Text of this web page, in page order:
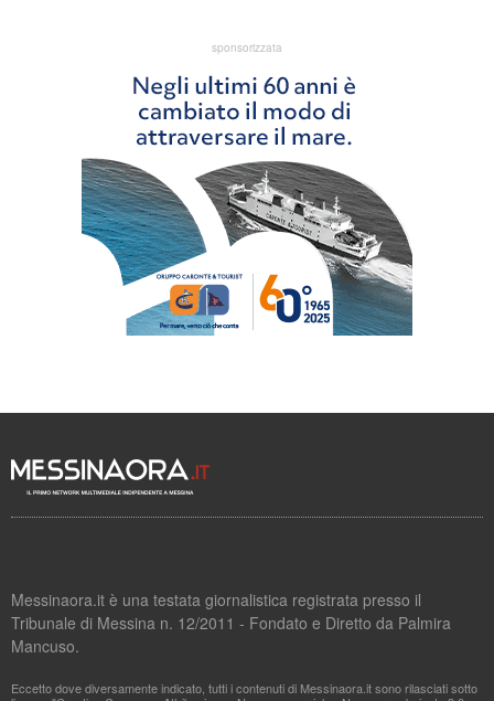
sponsorizzata
Messinaora.it è una testata giornalistica registrata presso il
Tribunale di Messina n. 12/2011 - Fondato e Diretto da Palmira
Mancuso.
Eccetto dove diversamente indicato, tutti i contenuti di Messinaora.it sono rilasciati sotto